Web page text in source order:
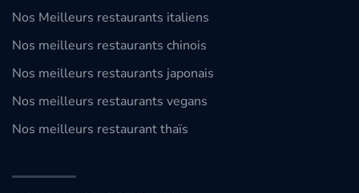
Nos Meilleurs restaurants italiens
Nos meilleurs restaurants chinois
Nos meilleurs restaurants japonais
Nos meilleurs restaurants vegans
Nos meilleurs restaurant thaïs